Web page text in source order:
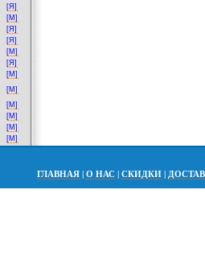
[Я]
[M]
[Я]
[Я]
[M]
[Я]
[M]
[M]
[M]
[M]
[M]
[M]
ГЛАВНАЯ | О НАС | СКИДКИ |